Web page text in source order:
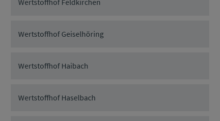
Wertstoffhof Geiselhöring
Wertstoffhof Haibach
Wertstoffhof Haselbach